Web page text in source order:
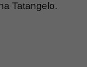
Tatangelo.